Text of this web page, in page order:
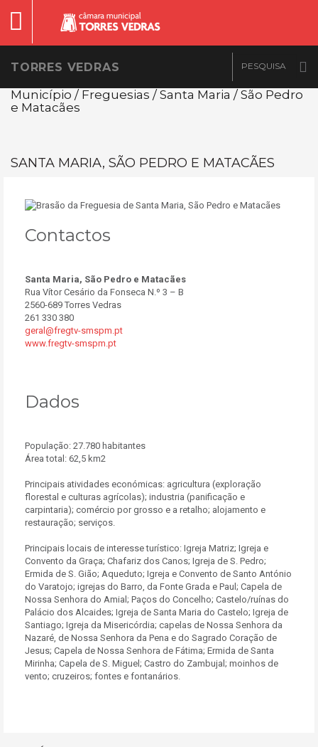
TORRES VEDRAS
Município / Freguesias / Santa Maria / São Pedro
e Matacães
SANTA MARIA, SÃO PEDRO E MATACÃES
Contactos
Santa Maria, São Pedro e Matacães
Rua Vítor Cesário da Fonseca N.º 3 – B
2560-689 Torres Vedras
261 330 380
geral@fregtv-smspm.pt
www.fregtv-smspm.pt
Dados
População: 27.780 habitantes
Área total: 62,5 km2
Principais atividades económicas: agricultura (exploração
florestal e culturas agrícolas); industria (panificação e
carpintaria); comércio por grosso e a retalho; alojamento e
restauração; serviços.
Principais locais de interesse turístico: Igreja Matriz; Igreja e
Convento da Graça; Chafariz dos Canos; Igreja de S. Pedro;
Ermida de S. Gião; Aqueduto; Igreja e Convento de Santo António
do Varatojo; igrejas do Barro, da Fonte Grada e Paul; Capela de
Nossa Senhora do Amial; Paços do Concelho; Castelo/ruínas do
Palácio dos Alcaides; Igreja de Santa Maria do Castelo; Igreja de
Santiago; Igreja da Misericórdia; capelas de Nossa Senhora da
Nazaré, de Nossa Senhora da Pena e do Sagrado Coração de
Jesus; Capela de Nossa Senhora de Fátima; Ermida de Santa
Mirinha; Capela de S. Miguel; Castro do Zambujal; moinhos de
vento; cruzeiros; fontes e fontanários.